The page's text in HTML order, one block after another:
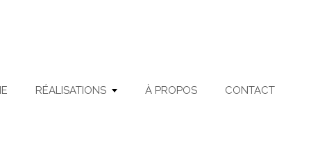
RÉALISATIONS À PROPOS CONTACT